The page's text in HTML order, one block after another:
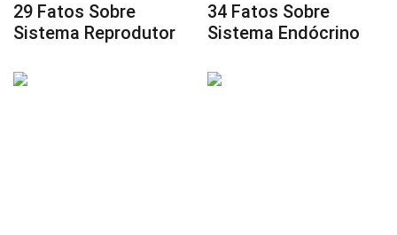
29 Fatos Sobre
Sistema Reprodutor
34 Fatos Sobre
Sistema Endócrino